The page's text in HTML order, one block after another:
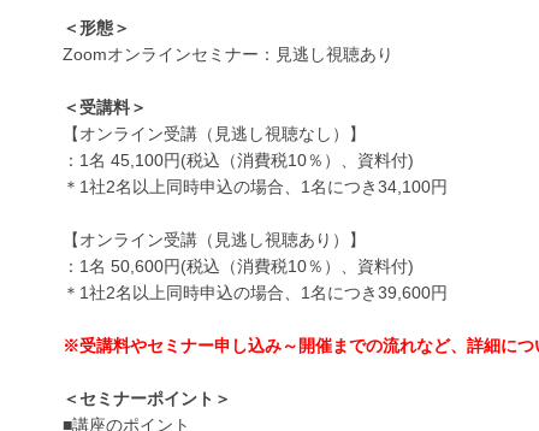
＜形態＞
Zoomオンラインセミナー：見逃し視聴あり
＜受講料＞
【オンライン受講（見逃し視聴なし）】
：1名 45,100円(税込（消費税10％）、資料付)
＊1社2名以上同時申込の場合、1名につき34,100円
【オンライン受講（見逃し視聴あり）】
：1名 50,600円(税込（消費税10％）、資料付)
＊1社2名以上同時申込の場合、1名につき39,600円
※受講料やセミナー申し込み～開催までの流れなど、詳細に
＜セミナーポイント＞
■講座のポイント